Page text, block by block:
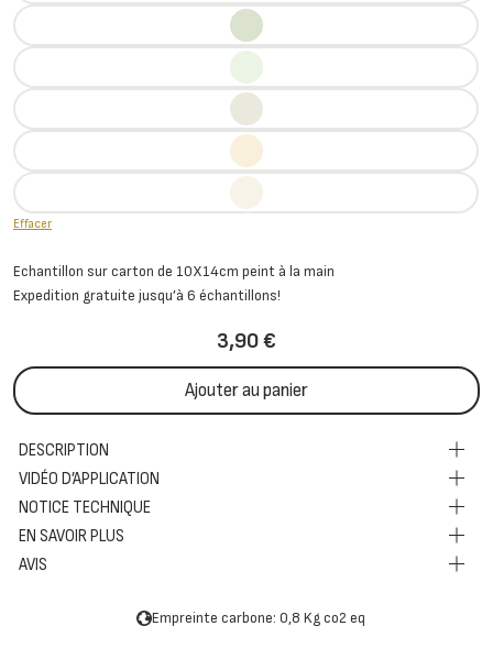
Effacer
Echantillon sur carton de 10X14cm peint à la main
Expedition gratuite jusqu’à 6 échantillons!
3,90€
Ajouter au panier
DESCRIPTION
VIDÉO D’APPLICATION
NOTICE TECHNIQUE
EN SAVOIR PLUS
AVIS
Empreinte carbone: 0,8 Kg co2 eq